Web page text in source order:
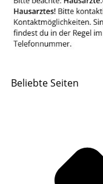
Beliebte Seiten